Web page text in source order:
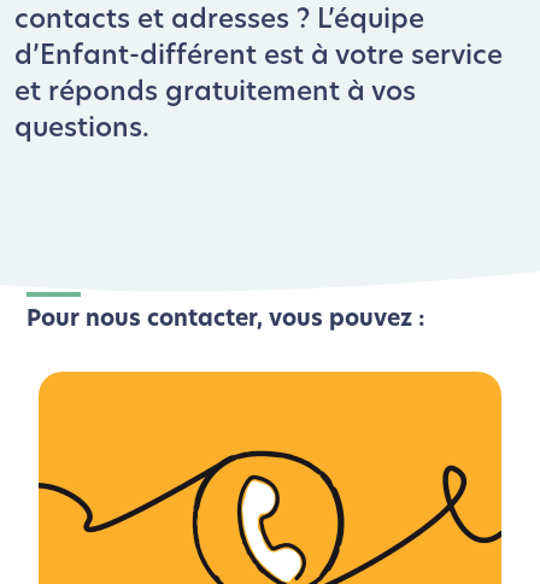
contacts et adresses ? L’équipe
d’Enfant-différent est à votre service
et réponds gratuitement à vos
questions.
Pour nous contacter, vous pouvez :